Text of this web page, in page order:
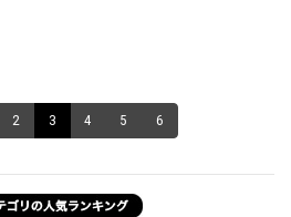
2 3 4 5 6